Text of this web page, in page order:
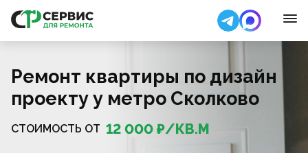
Ремонт квартиры по дизайн
проекту у метро Сколково
СТОИМОСТЬ ОТ 12 000 ₽/КВ.М